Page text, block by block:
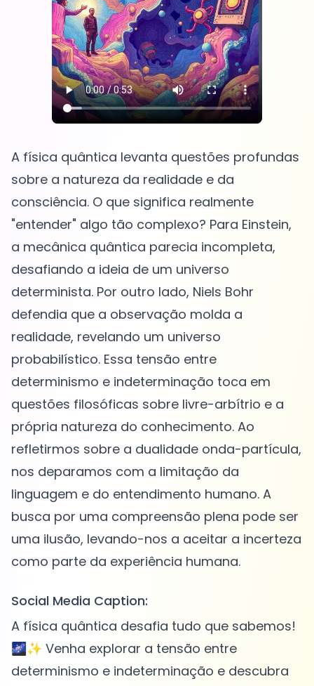
A física quântica levanta questões profundas
sobre a natureza da realidade e da
consciência. O que significa realmente
"entender" algo tão complexo? Para Einstein,
a mecânica quântica parecia incompleta,
desafiando a ideia de um universo
determinista. Por outro lado, Niels Bohr
defendia que a observação molda a
realidade, revelando um universo
probabilístico. Essa tensão entre
determinismo e indeterminação toca em
questões filosóficas sobre livre-arbítrio e a
própria natureza do conhecimento. Ao
refletirmos sobre a dualidade onda-partícula,
nos deparamos com a limitação da
linguagem e do entendimento humano. A
busca por uma compreensão plena pode ser
uma ilusão, levando-nos a aceitar a incerteza
Social Media Caption:
A física quântica desafia tudo que sabemos!
🌌✨ Venha explorar a tensão entre
determinismo e indeterminação e descubra